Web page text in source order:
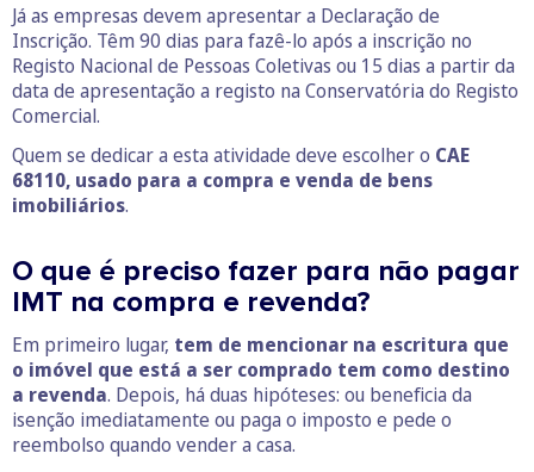
Já as empresas devem apresentar a Declaração de
Inscrição. Têm 90 dias para fazê-lo após a inscrição no
Registo Nacional de Pessoas Coletivas ou 15 dias a partir da
data de apresentação a registo na Conservatória do Registo
Comercial.
Quem se dedicar a esta atividade deve escolher o CAE
68110, usado para a compra e venda de bens
imobiliários.
O que é preciso fazer para não pagar
IMT na compra e revenda?
Em primeiro lugar, tem de mencionar na escritura que
o imóvel que está a ser comprado tem como destino
a revenda. Depois, há duas hipóteses: ou beneficia da
isenção imediatamente ou paga o imposto e pede o
reembolso quando vender a casa.